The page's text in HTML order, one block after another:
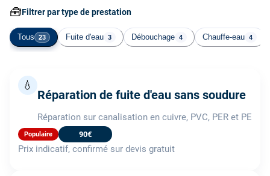
🧰Filtrer par type de prestation
Tous 23 Fuite d'eau 3 Débouchage 4 Chauffe-eau 4
💧
Réparation de fuite d'eau sans soudure
Réparation sur canalisation en cuivre, PVC, PER et PE
Populaire 90€
Prix indicatif, confirmé sur devis gratuit